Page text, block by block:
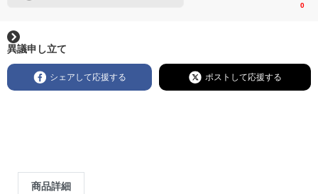
0
異議申し立て
シェアして応援する ポストして応援する
商品詳細